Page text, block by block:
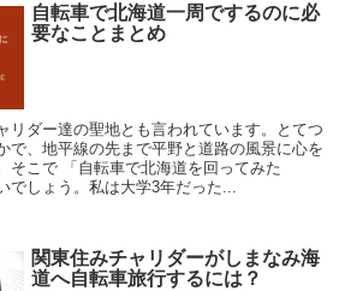
自転車で北海道一周でするのに必
要なことまとめ
リダー達の聖地とも言われています。とてつ
で、地平線の先まで平野と道路の風景に心を
そこで 「自転車で北海道を回ってみた
でしょう。私は大学3年だった...
関東住みチャリダーがしまなみ海
道へ自転車旅行するには？